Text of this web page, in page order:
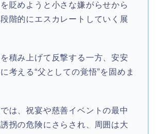
貶めようと小さな嫌がらせから
階的にエスカレートしていく展
積み上げて反撃する一方、安安
考える“父としての覚悟”を固めま
は、祝宴や慈善イベントの最中
拐の危険にさらされ、周囲は大